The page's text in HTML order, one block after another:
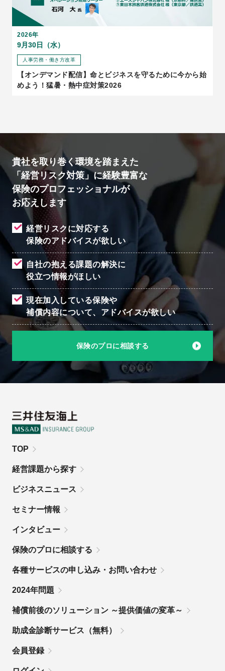
2026年
9月30日（水）
人事労務・働き方改革
【オンデマンド配信】命とビジネスを守るために今から始
めよう！猛暑・熱中症対策2026
貴社を取り巻く環境を踏まえた
「経営リスク対策」に経験豊富な
保険のプロフェッショナルが
お応えします
経営リスクに対応する
保険のアドバイスが欲しい
自社の抱える課題の解決に
役立つ情報がほしい
現在加入している保険や
補償内容について、 アドバイスが欲しい
保険のプロに相談する
TOP
経営課題から探す
ビジネスニュース
セミナー情報
インタビュー
保険のプロに相談する
各種サービスの申し込み・お問い合わせ
2024年問題
補償前後のソリューション ～提供価値の変革～
助成金診断サービス（無料）
会員登録